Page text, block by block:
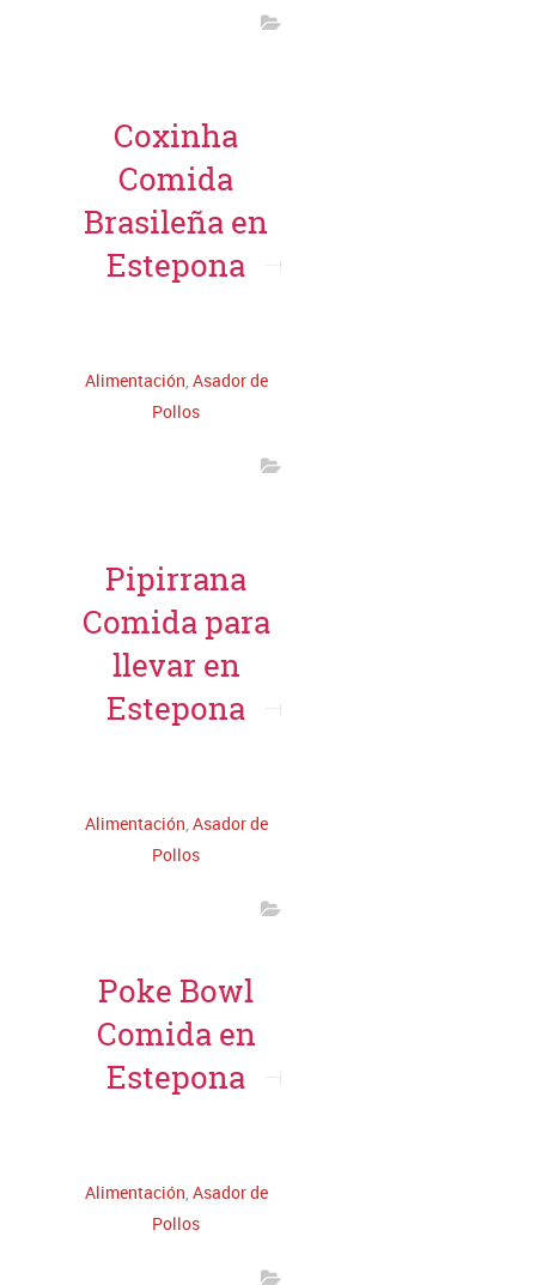
Coxinha
Comida
Brasileña en
Estepona
Alimentación, Asador de
Pollos
Pipirrana
Comida para
llevar en
Estepona
Alimentación, Asador de
Pollos
Poke Bowl
Comida en
Estepona
Alimentación, Asador de
Pollos